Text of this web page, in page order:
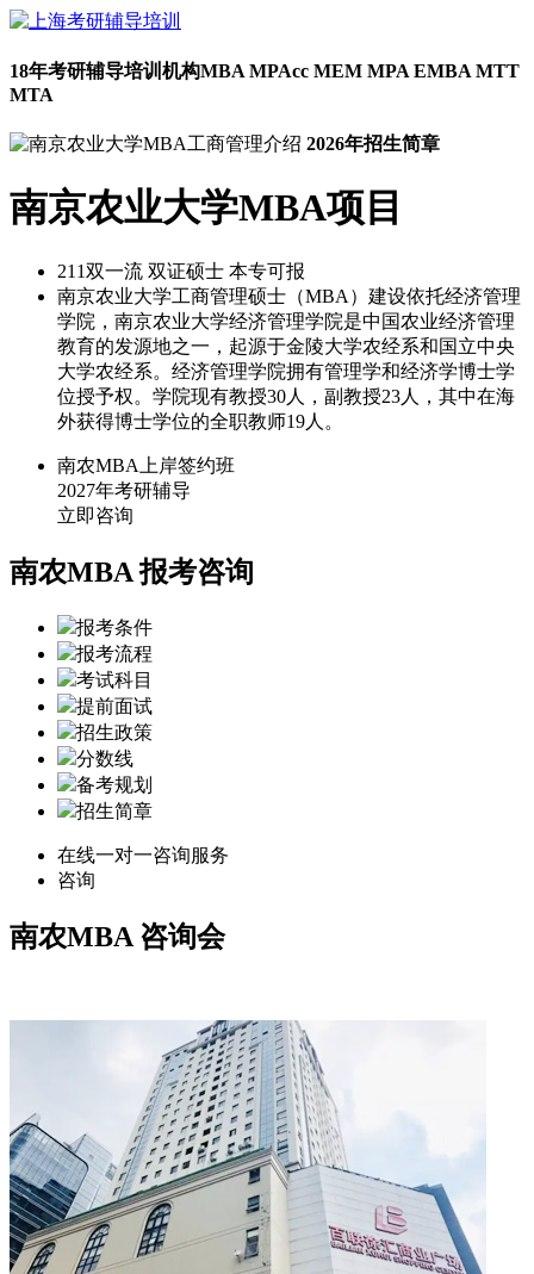
18年考研辅导培训机构MBA MPAcc MEM MPA EMBA MTT
MTA
2026年招生简章
南京农业大学MBA项目
211双一流 双证硕士 本专可报
南京农业大学工商管理硕士（MBA）建设依托经济管理
学院，南京农业大学经济管理学院是中国农业经济管理
教育的发源地之一，起源于金陵大学农经系和国立中央
大学农经系。经济管理学院拥有管理学和经济学博士学
位授予权。学院现有教授30人，副教授23人，其中在海
外获得博士学位的全职教师19人。
南农MBA上岸签约班
2027年考研辅导
立即咨询
南农MBA 报考咨询
报考条件
报考流程
考试科目
提前面试
招生政策
分数线
备考规划
招生简章
在线一对一咨询服务
咨询
南农MBA 咨询会